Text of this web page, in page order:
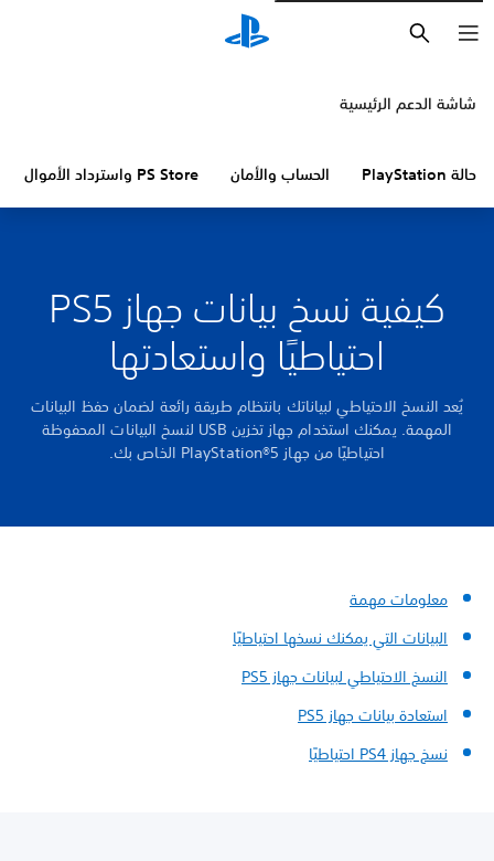
شاشة الدعم الرئيسية
حالة PlayStation الحساب والأمان PS Store واسترداد الأموال
كيفية نسخ بيانات جهاز PS5
احتياطيًا واستعادتها
يُعد النسخ الاحتياطي لبياناتك بانتظام طريقة رائعة لضمان حفظ البيانات
المهمة. يمكنك استخدام جهاز تخزين USB لنسخ البيانات المحفوظة
احتياطيًا من جهاز PlayStation®5 الخاص بك.
معلومات مهمة
البيانات التي يمكنك نسخها احتياطيًا
النسخ الاحتياطي لبيانات جهاز PS5
استعادة بيانات جهاز PS5
نسخ جهاز PS4 احتياطيًا